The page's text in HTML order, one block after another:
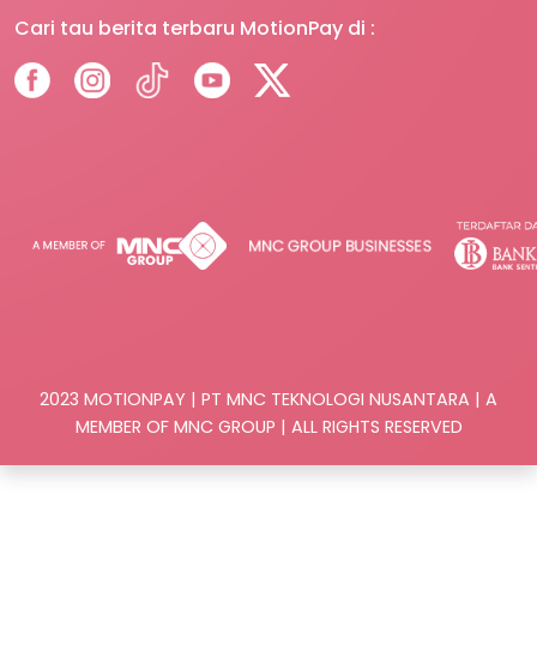
Cari tau berita terbaru MotionPay di :
2023 MOTIONPAY | PT MNC TEKNOLOGI NUSANTARA | A
MEMBER OF MNC GROUP | ALL RIGHTS RESERVED